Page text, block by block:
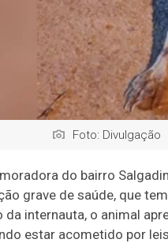
Foto: Divulgação
do bairro
grave de saúde, que
da internauta, o animal
estar acometido por